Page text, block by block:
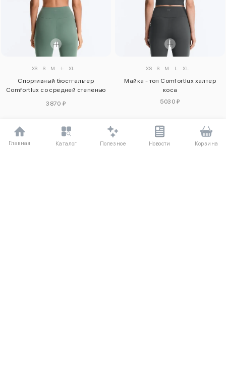
XS S M L XL
Спортивный бюстгальтер
Comfortlux со средней степенью
3870 ₽
XS S M L XL
Майка - топ Comfortlux халтер
коса
5030 ₽
Главная Каталог Полезное Новости Корзина